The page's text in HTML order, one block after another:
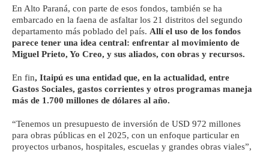
En Alto Paraná, con parte de esos fondos, también se ha
embarcado en la faena de asfaltar los 21 distritos del segundo
departamento más poblado del país. Allí el uso de los fondos
parece tener una idea central: enfrentar al movimiento de
Miguel Prieto, Yo Creo, y sus aliados, con obras y recursos.
En fin, Itaipú es una entidad que, en la actualidad, entre
Gastos Sociales, gastos corrientes y otros programas maneja
más de 1.700 millones de dólares al año.
“Tenemos un presupuesto de inversión de USD 972 millones
para obras públicas en el 2025, con un enfoque particular en
proyectos urbanos, hospitales, escuelas y grandes obras viales”,